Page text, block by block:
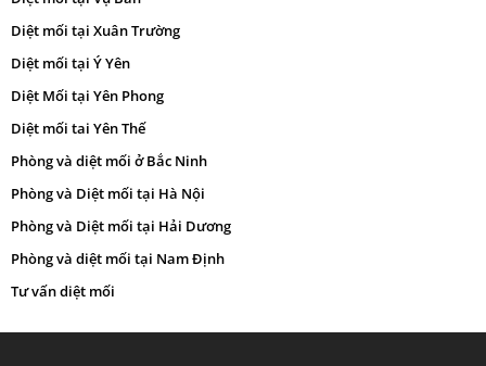
Diệt mối tại Xuân Trường
Diệt mối tại Ý Yên
Diệt Mối tại Yên Phong
Diệt mối tai Yên Thế
Phòng và diệt mối ở Bắc Ninh
Phòng và Diệt mối tại Hà Nội
Phòng và Diệt mối tại Hải Dương
Phòng và diệt mối tại Nam Định
Tư vấn diệt mối